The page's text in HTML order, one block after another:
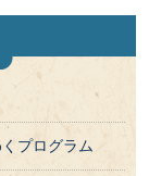
プログラム